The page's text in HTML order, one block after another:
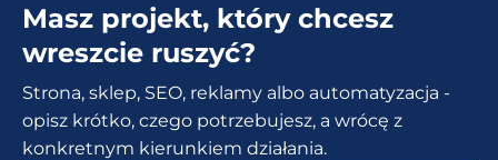
zdjęcia?
Zmień
zdjęć
WordPress
Masz projekt, który chcesz
wreszcie ruszyć?
Strona, sklep, SEO, reklamy albo automatyzacja -
opisz krótko, czego potrzebujesz, a wrócę z
konkretnym kierunkiem działania.